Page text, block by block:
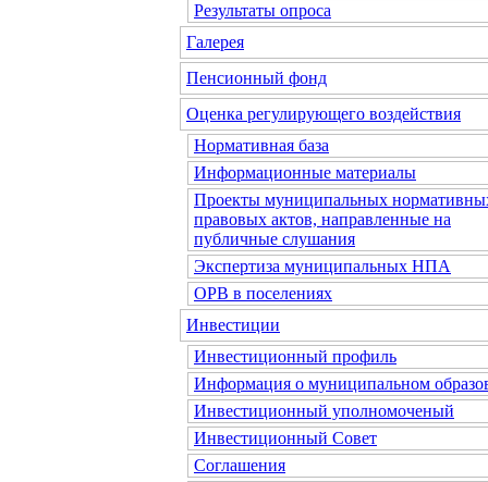
Результаты опроса
Галерея
Пенсионный фонд
Оценка регулирующего воздействия
Нормативная база
Информационные материалы
Проекты муниципальных
правовых актов, направленные на
публичные слушания
Экспертиза муниципальных НПА
ОРВ в поселениях
Инвестиции
Инвестиционный профиль
Информация о муниципальном
Инвестиционный уполномоченый
Инвестиционный Совет
Соглашения